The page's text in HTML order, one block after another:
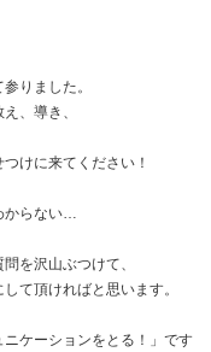
りました。
、導き、
けに来てください！
からない…
を沢山ぶつけて、
て頂ければと思います。
ケーションをとる！」です